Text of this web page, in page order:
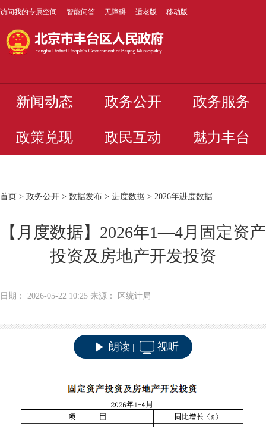
访问我的专属空间 智能问答 无障碍 适老版 移动版
新闻动态 政务公开 政务服务
政策兑现 政民互动 魅力丰台
首页 > 政务公开 > 数据发布 > 进度数据 > 2026年进度数据
【月度数据】2026年1—4月固定资产
投资及房地产开发投资
日期： 2026-05-22 10:25 来源： 区统计局
朗读 视听